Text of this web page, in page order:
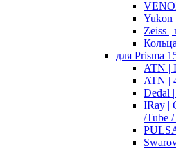
Yukon
Zeiss
для Prisma
ATN |
ATN |
Dedal
IRay |
/Tube